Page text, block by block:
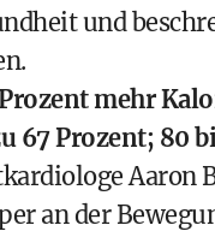
und
mehr
67 Prozent; 80
Aaron
an der